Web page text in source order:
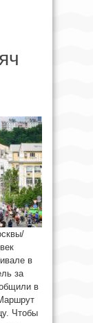
в
за
в
Чтобы